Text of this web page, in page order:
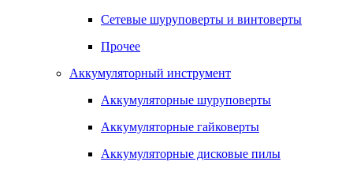
Сетевые шуруповерты и винтоверты
Прочее
Аккумуляторный инструмент
Аккумуляторные шуруповерты
Аккумуляторные гайковерты
Аккумуляторные дисковые пилы